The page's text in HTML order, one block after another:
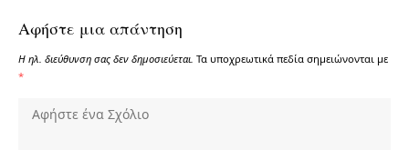
Αφήστε μια απάντηση
Η ηλ. διεύθυνση σας δεν δημοσιεύεται. Τα υποχρεωτικά πεδία σημειώνονται με
*